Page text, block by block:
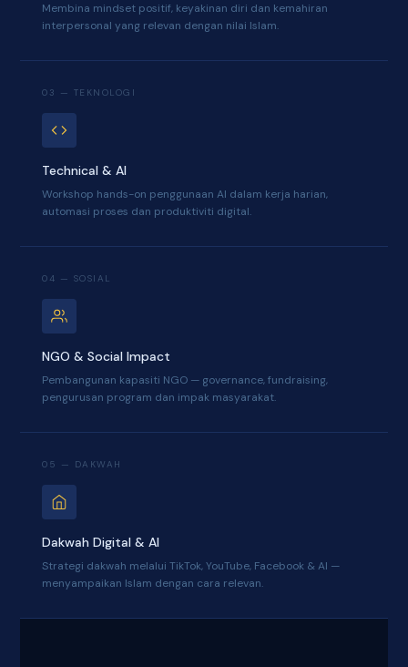
Membina mindset positif, keyakinan diri dan kemahiran
interpersonal yang relevan dengan nilai Islam.
03 — TEKNOLOGI
Technical & AI
Workshop hands-on penggunaan AI dalam kerja harian,
automasi proses dan produktiviti digital.
04 — SOSIAL
NGO & Social Impact
Pembangunan kapasiti NGO — governance, fundraising,
pengurusan program dan impak masyarakat.
05 — DAKWAH
Dakwah Digital & AI
Strategi dakwah melalui TikTok, YouTube, Facebook & AI —
menyampaikan Islam dengan cara relevan.